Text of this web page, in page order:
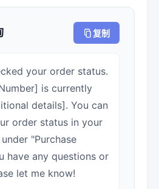
复制
your order status.
is currently
details]. You can
order status in your
"Purchase
have any questions or
let me know!